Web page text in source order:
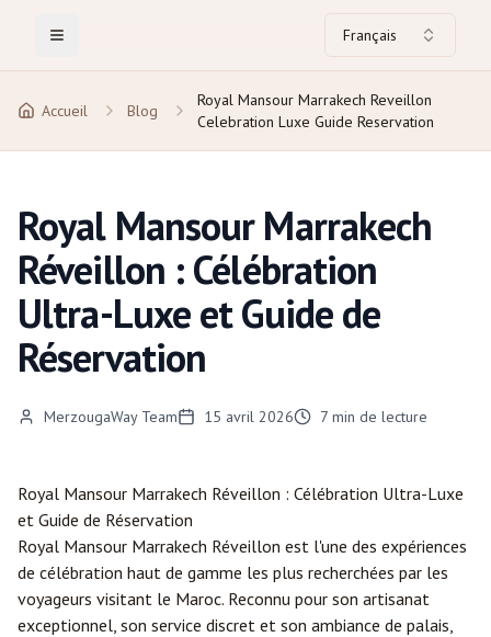
Toggle Menu Français
Accueil Blog
Royal Mansour Marrakech Reveillon
Celebration Luxe Guide Reservation
Royal Mansour Marrakech
Réveillon : Célébration
Ultra-Luxe et Guide de
Réservation
MerzougaWay Team 15 avril 2026 7 min de lecture
Royal Mansour Marrakech Réveillon : Célébration Ultra-Luxe
et Guide de Réservation
Royal Mansour Marrakech Réveillon est l'une des expériences
de célébration haut de gamme les plus recherchées par les
voyageurs visitant le Maroc. Reconnu pour son artisanat
exceptionnel, son service discret et son ambiance de palais,